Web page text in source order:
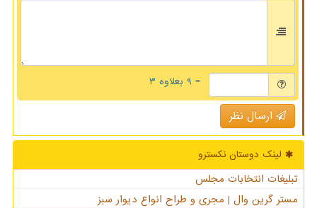
= ۹ بعلاوه ۳
ارسال نظر
لینک دوستان نكسترو
تبلیغات انتخابات مجلس
مستر گرین وال | مجری و طراح انواع دیوار سبز